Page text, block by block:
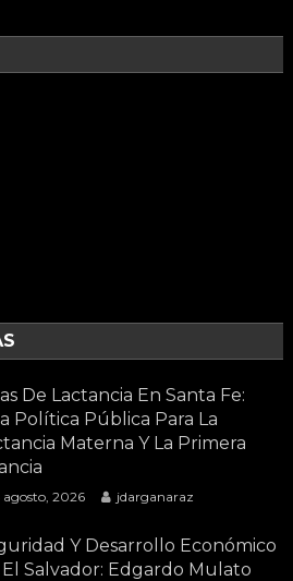
De Lactancia En Santa Fe:
Política Pública Para La
Materna Y La Primera
agosto, 2026 jdarganaraz
Y Desarrollo Económico
El Salvador: Edgardo Mulato